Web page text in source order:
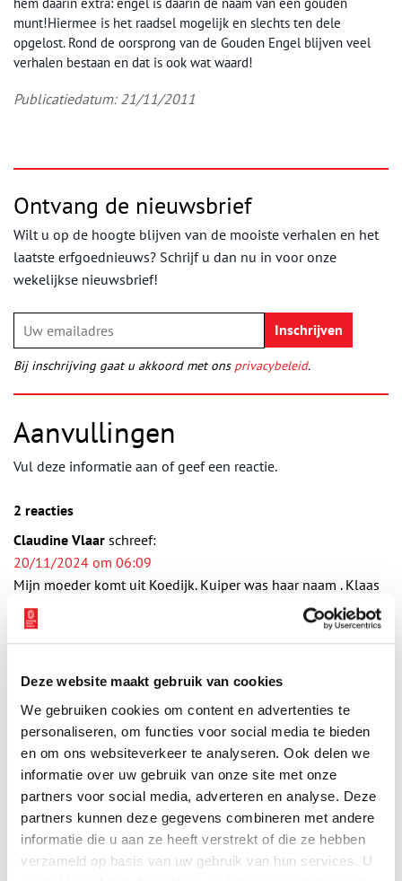
Deze website maakt gebruik van cookies
We gebruiken cookies om content en advertenties te
personaliseren, om functies voor social media te bieden
en om ons websiteverkeer te analyseren. Ook delen we
informatie over uw gebruik van onze site met onze
partners voor social media, adverteren en analyse. Deze
partners kunnen deze gegevens combineren met andere
informatie die u aan ze heeft verstrekt of die ze hebben
verzameld op basis van uw gebruik van hun services. U
hem daarin extra: engel is daarin de naam van een gouden
munt!Hiermee is het raadsel mogelijk en slechts ten dele
opgelost. Rond de oorsprong van de Gouden Engel blijven veel
verhalen bestaan en dat is ook wat waard!
Publicatiedatum: 21/11/2011
Ontvang de nieuwsbrief
Wilt u op de hoogte blijven van de mooiste verhalen en het
laatste erfgoednieuws? Schrijf u dan nu in voor onze
wekelijkse nieuwsbrief!
Bij inschrijving gaat u akkoord met ons privacybeleid.
Aanvullingen
Vul deze informatie aan of geef een reactie.
2 reacties
Claudine Vlaar schreef:
20/11/2024 om 06:09
Mijn moeder komt uit Koedijk. Kuiper was haar naam . Klaas
haar vader en haar broer. Mijn oma was Nelly de Vries. Ze
had geloof ik een zus en een broer . Opa was enig kind Ze
houten brug.
Reply
John Scheffel schreef:
21/12/2025 om 20:57
Ik ben in koedijk geboren op de boerderij van mijn opa en
oma Butter. Opa was kool boer en had een akker in het
Geestmerambacht! Hij bracht de witte kool naar de
Broekerveiling met zijn bootje!
Reply